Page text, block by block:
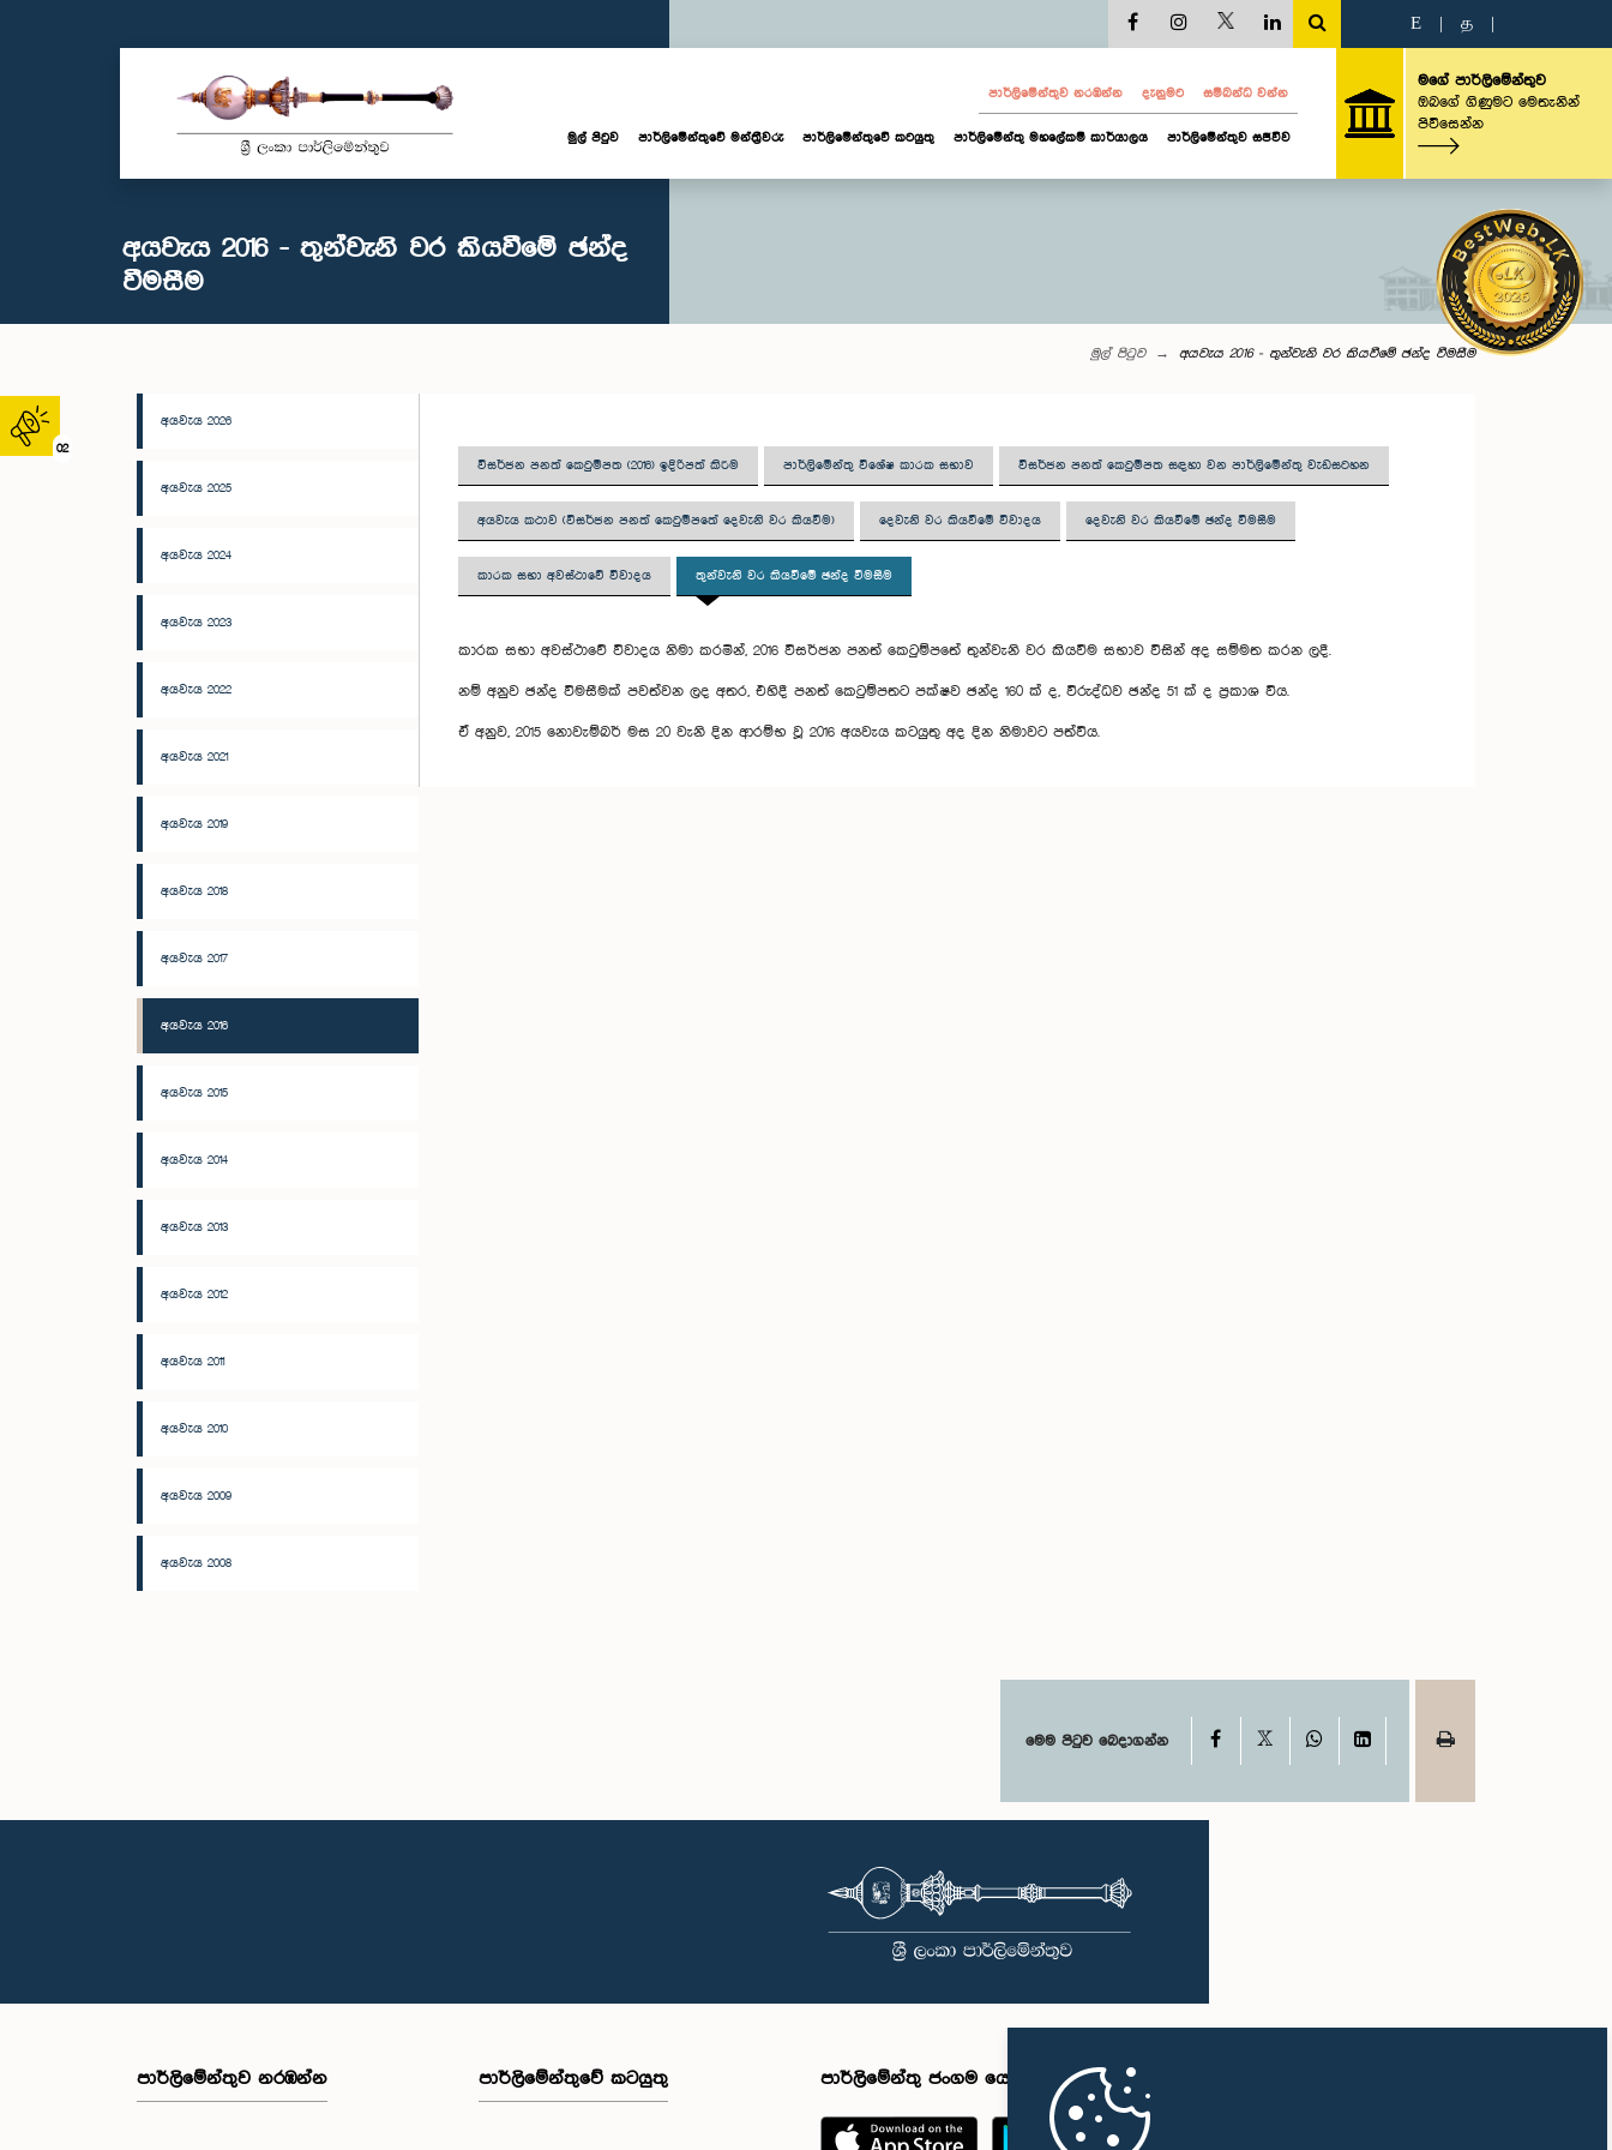
02
E த
පාර්ලි‌මේන්තුව නරඹන්න දැනුමට සම්බන්ධ වන්න
මුල් පිටුව පාර්ලි‌මේන්තුවේ මන්ත්‍රීවරු පාර්ලිමේන්තුවේ කටයුතු පාර්ලිමේන්තු මහලේකම් කාර්යාලය පාර්ලිමේන්තුව සජීවීව
මගේ පාර්ලිමේන්තුව
ඔබගේ ගිණුමට මෙතැනින්
පිවිසෙන්න
අයවැය 2016 - තුන්වැනි වර කියවීමේ ඡන්ද
වීමසීම
මුල් පිටුව අයවැය 2016 - තුන්වැනි වර කියවීමේ ඡන්ද වීමසීම
අයවැය 2026
අයවැය 2025
අයවැය 2024
අයවැය 2023
අයවැය 2022
අයවැය 2021
අයවැය 2019
අයවැය 2018
අයවැය 2017
අයවැය 2016
අයවැය 2015
අයවැය 2014
අයවැය 2013
අයවැය 2012
අයවැය 2011
අයවැය 2010
අයවැය 2009
අයවැය 2008
විසර්ජන පනත් කෙටුම්පත (2016) ඉදිරිපත් කිරීම පාර්ලිමේන්තු විශේෂ කාරක සභාව විසර්ජන පනත් කෙටුම්පත සඳහා වන පාර්ලිමේන්තු වැඩසටහන
අයවැය කථාව (විසර්ජන පනත් කෙටුම්පතේ දෙවැනි වර කියවීම) දෙවැනි වර කියවීමේ විවාදය දෙවැනි වර කියවීමේ ඡන්ද විමසීම
කාරක සභා අවස්ථාවේ විවාදය තුන්වැනි වර කියවීමේ ඡන්ද වීමසීම
කාරක සභා අවස්ථාවේ විවාදය නිමා කරමින්, 2016 විසර්ජන පනත් කෙටුම්පතේ තුන්වැනි වර කියවීම සභාව විසින් අද සම්මත කරන ලදී.
නම් අනුව ඡන්ද විමසීමක් පවත්වන ලද අතර, එහිදී පනත් කෙටුම්පතට පක්ෂව ඡන්ද 160 ක් ද, විරුද්ධව ඡන්ද 51 ක් ද ප්‍රකාශ විය.
ඒ අනුව, 2015 නොවැම්බර් මස 20 වැනි දින ආරම්භ වූ 2016 අයවැය කටයුතු අද දින නිමාවට පත්විය.
මෙම පිටුව බෙදාගන්න Facebook WhatsAppLinkedIn
පාර්ලි‌මේන්තුව නරඹන්න පාර්ලිමේන්තුවේ කටයුතු පාර්ලිමේන්තු ජංගම යෙදුම